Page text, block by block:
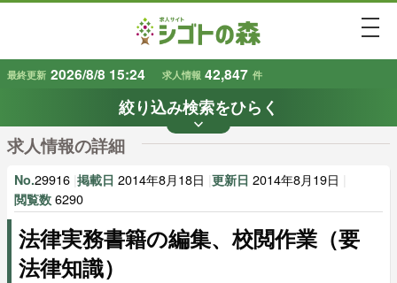
最終更新 2026/8/8 15:24 求人情報 42,847 件
絞り込み検索をひらく
keyboard_arrow_down
条件から探す
地域で探す 業種で探す
雇用形態で探す 賃金で探す
求人情報の詳細
No.29916 掲載日 2014年8月18日 更新日 2014年8月19日
閲覧数 6290
法律実務書籍の編集、校閲作業（要
法律知識）